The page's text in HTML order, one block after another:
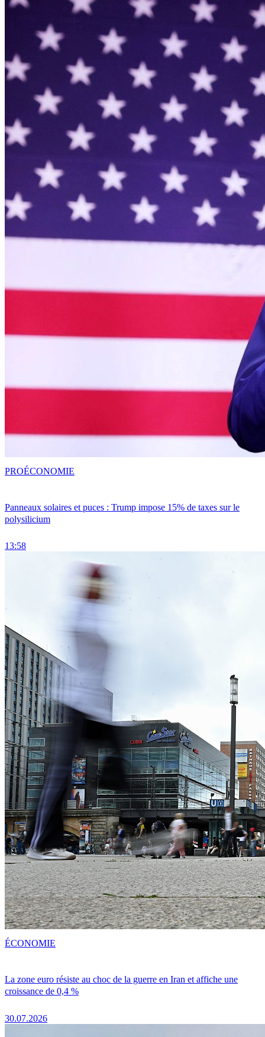
Panneaux solaires et puces : Trump impose 15% de taxes sur le
polysilicium
13:58
PROÉCONOMIE
La zone euro résiste au choc de la guerre en Iran et affiche une
croissance de 0,4 %
30.07.2026
ÉCONOMIE